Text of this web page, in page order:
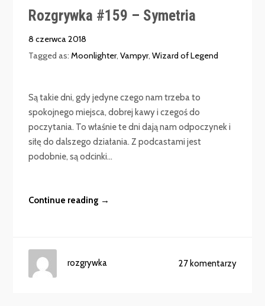
Rozgrywka #159 – Symetria
8 czerwca 2018
Tagged as:Moonlighter,Vampyr,Wizard of Legend
Są takie dni, gdy jedyne czego nam trzeba to
spokojnego miejsca, dobrej kawy i czegoś do
poczytania. To właśnie te dni dają nam odpoczynek i
siłę do dalszego działania. Z podcastami jest
podobnie, są odcinki...
Continue reading →
27 komentarzy
rozgrywka